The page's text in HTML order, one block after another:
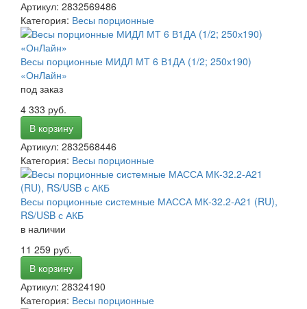
Артикул: 2832569486
Категория: Весы порционные
Весы порционные МИДЛ МТ 6 В1ДА (1/2; 250х190)
«ОнЛайн»
под заказ
4 333 руб.
В корзину
Артикул: 2832568446
Категория: Весы порционные
Весы порционные системные МАССА МК-32.2-А21 (RU),
RS/USB с АКБ
в наличии
11 259 руб.
В корзину
Артикул: 28324190
Категория: Весы порционные